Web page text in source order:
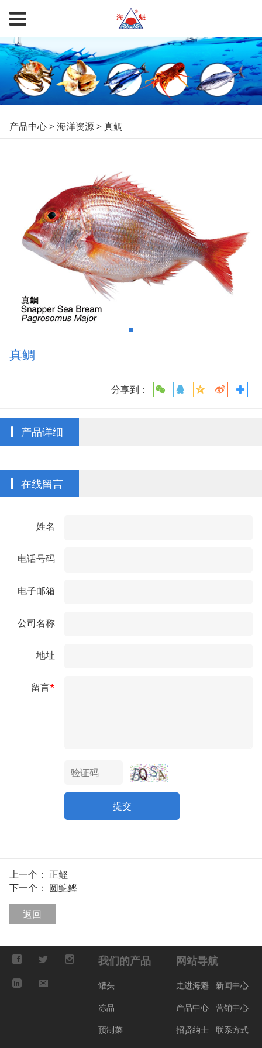
真鲷
产品中心>海洋资源>真鲷
真鲷
分享到：
产品详细
在线留言
姓名
电话号码
电子邮箱
公司名称
地址
留言*
提交
上一个： 正鲣
下一个： 圆鮀鲣
返回
我们的产品
罐头
冻品
预制菜
网站导航
走进海魁
新闻中心
产品中心
营销中心
招贤纳士
联系方式